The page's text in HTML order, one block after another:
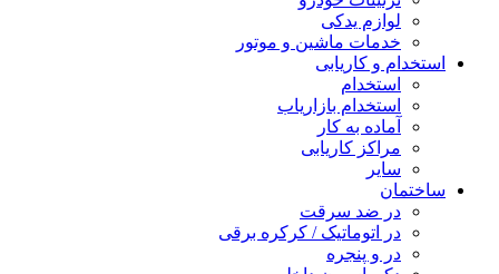
لوازم یدکی
خدمات ماشین و موتور
استخدام و کاریابی
استخدام
استخدام بازاریاب
آماده به کار
مراکز کاریابی
سایر
ساختمان
در ضد سرقت
در اتوماتیک / کرکره برقی
در و پنجره